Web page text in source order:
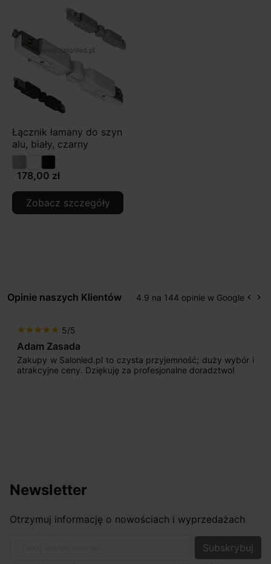
Łącznik łamany do szyn
alu, biały, czarny
178,00 zł
Zobacz szczegóły
Opinie naszych Klientów 4.9 na 144 opinie w Google keyboard_arrow_left keyboard_arrow_right
przyjemność; duży wybór i
za profesjonalne doradztwo!
Jestem bardzo
początku uderzyło
Newsletter
Otrzymuj informację o nowościach i wyprzedażach